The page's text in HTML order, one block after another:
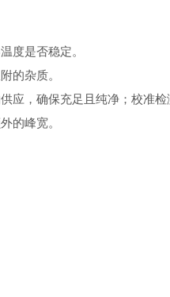
度是否稳定。
的杂质。
，确保充足且纯净；校准检
的峰宽。